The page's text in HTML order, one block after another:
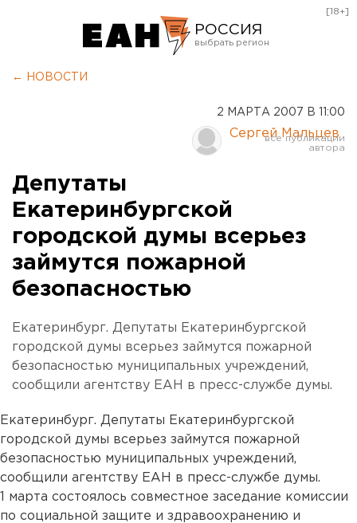
РОССИЯ
Курган
Оренбург
[18+]
← НОВОСТИ
2 МАРТА 2007 В 11:00
Сергей Мальцев
Депутаты
Екатеринбургской
городской думы всерьез
займутся пожарной
безопасностью
Екатеринбург. Депутаты Екатеринбургской
городской думы всерьез займутся пожарной
безопасностью муниципальных учреждений,
сообщили агентству ЕАН в пресс-службе думы.
Екатеринбург. Депутаты Екатеринбургской
городской думы всерьез займутся пожарной
безопасностью муниципальных учреждений,
сообщили агентству ЕАН в пресс-службе думы.
1 марта состоялось совместное заседание комиссии
по социальной защите и здравоохранению и